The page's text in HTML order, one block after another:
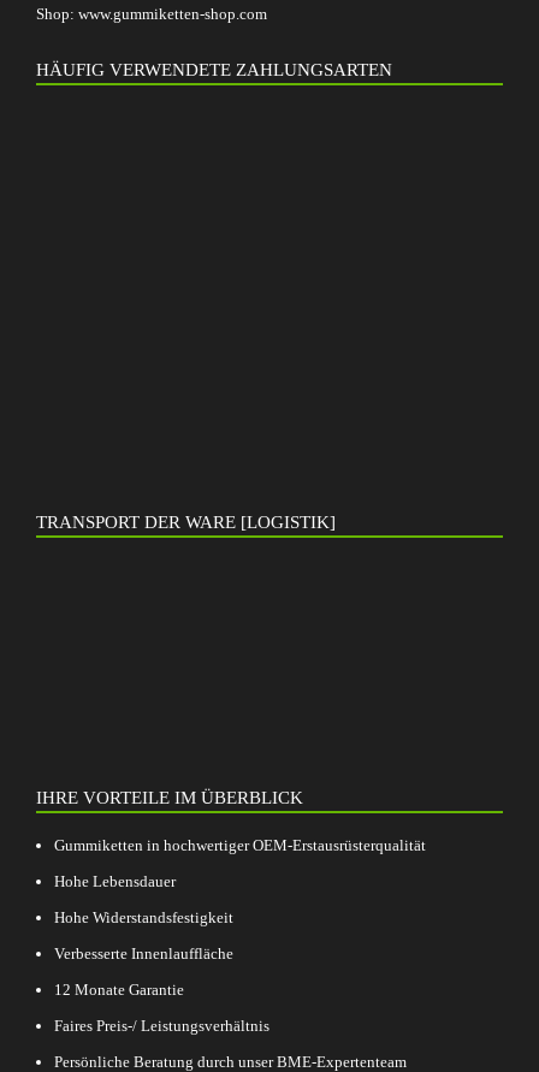
Shop: www.gummiketten-shop.com
HÄUFIG VERWENDETE ZAHLUNGSARTEN
TRANSPORT DER WARE [LOGISTIK]
IHRE VORTEILE IM ÜBERBLICK
Gummiketten in hochwertiger OEM-Erstausrüsterqualität
Hohe Lebensdauer
Hohe Widerstandsfestigkeit
Verbesserte Innenlauffläche
12 Monate Garantie
Faires Preis-/ Leistungsverhältnis
Persönliche Beratung durch unser BME-Expertenteam